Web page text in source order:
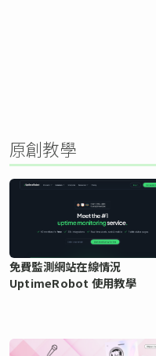
原創教學
免費監測網站在線情況
UptimeRobot 使用教學